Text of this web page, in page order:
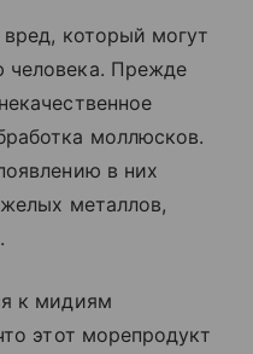
который могут
человека. Прежде
моллюсков.
в них
металлов,
к мидиям
этот морепродукт